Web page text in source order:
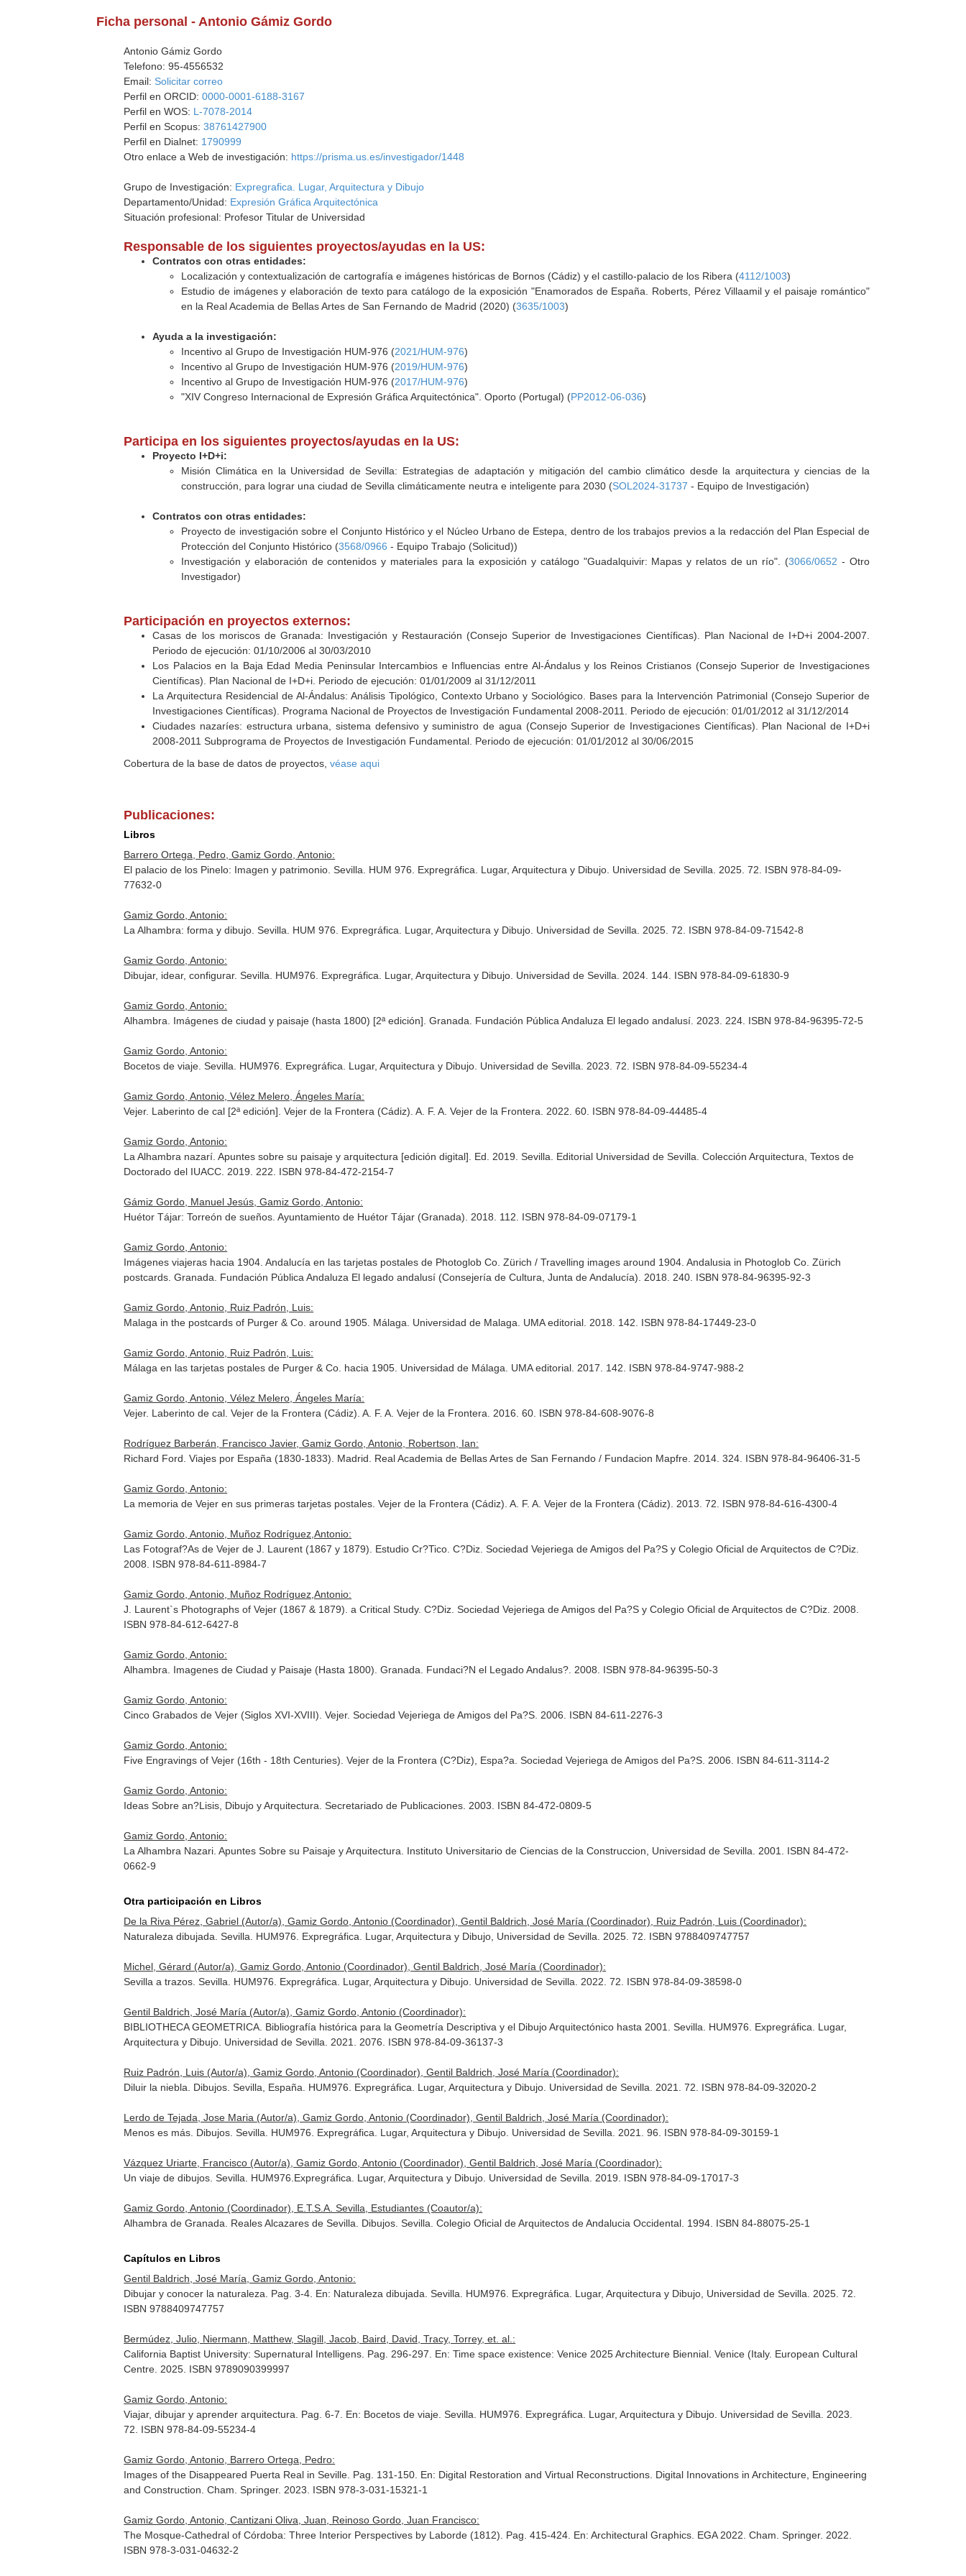
Ficha personal - Antonio Gámiz Gordo
Antonio Gámiz Gordo
Telefono: 95-4556532
Email: Solicitar correo
Perfil en ORCID:0000-0001-6188-3167
Perfil en WOS: L-7078-2014
Perfil en Scopus:38761427900
Perfil en Dialnet: 1790999
Otro enlace a Web de investigación: https://prisma.us.es/investigador/1448
Grupo de Investigación: Expregrafica. Lugar, Arquitectura y Dibujo
Departamento/Unidad: Expresión Gráfica Arquitectónica
Situación profesional: Profesor Titular de Universidad
Responsable de los siguientes proyectos/ayudas en la US:
Contratos con otras entidades:
Localización y contextualización de cartografía e imágenes históricas de Bornos (Cádiz) y el castillo-palacio de los Ribera (4112/1003)
Estudio de imágenes y elaboración de texto para catálogo de la exposición "Enamorados de España. Roberts, Pérez Villaamil y el paisaje romántico"
en la Real Academia de Bellas Artes de San Fernando de Madrid (2020) (3635/1003)
Ayuda a la investigación:
Incentivo al Grupo de Investigación HUM-976 (2021/HUM-976)
Incentivo al Grupo de Investigación HUM-976 (2019/HUM-976)
Incentivo al Grupo de Investigación HUM-976 (2017/HUM-976)
"XIV Congreso Internacional de Expresión Gráfica Arquitectónica". Oporto (Portugal) (PP2012-06-036)
Participa en los siguientes proyectos/ayudas en la US:
Proyecto I+D+i:
Misión Climática en la Universidad de Sevilla: Estrategias de adaptación y mitigación del cambio climático desde la arquitectura y ciencias de la
construcción, para lograr una ciudad de Sevilla climáticamente neutra e inteligente para 2030 (SOL2024-31737 - Equipo de Investigación)
Contratos con otras entidades:
Proyecto de investigación sobre el Conjunto Histórico y el Núcleo Urbano de Estepa, dentro de los trabajos previos a la redacción del Plan Especial de
Protección del Conjunto Histórico (3568/0966 - Equipo Trabajo (Solicitud))
Investigación y elaboración de contenidos y materiales para la exposición y catálogo "Guadalquivir: Mapas y relatos de un río". (3066/0652 - Otro
Investigador)
Participación en proyectos externos:
Casas de los moriscos de Granada: Investigación y Restauración (Consejo Superior de Investigaciones Científicas). Plan Nacional de I+D+i 2004-2007.
Periodo de ejecución: 01/10/2006 al 30/03/2010
Los Palacios en la Baja Edad Media Peninsular Intercambios e Influencias entre Al-Ándalus y los Reinos Cristianos (Consejo Superior de Investigaciones
Científicas). Plan Nacional de I+D+i. Periodo de ejecución: 01/01/2009 al 31/12/2011
La Arquitectura Residencial de Al-Ándalus: Análisis Tipológico, Contexto Urbano y Sociológico. Bases para la Intervención Patrimonial (Consejo Superior de
Investigaciones Científicas). Programa Nacional de Proyectos de Investigación Fundamental 2008-2011. Periodo de ejecución: 01/01/2012 al 31/12/2014
Ciudades nazaríes: estructura urbana, sistema defensivo y suministro de agua (Consejo Superior de Investigaciones Científicas). Plan Nacional de I+D+i
2008-2011 Subprograma de Proyectos de Investigación Fundamental. Periodo de ejecución: 01/01/2012 al 30/06/2015
Cobertura de la base de datos de proyectos,véase aqui
Publicaciones:
Libros
Barrero Ortega, Pedro, Gamiz Gordo, Antonio:
El palacio de los Pinelo: Imagen y patrimonio. Sevilla. HUM 976. Expregráfica. Lugar, Arquitectura y Dibujo. Universidad de Sevilla. 2025. 72. ISBN 978-84-09-
77632-0
Gamiz Gordo, Antonio:
La Alhambra: forma y dibujo. Sevilla. HUM 976. Expregráfica. Lugar, Arquitectura y Dibujo. Universidad de Sevilla. 2025. 72. ISBN 978-84-09-71542-8
Gamiz Gordo, Antonio:
Dibujar, idear, configurar. Sevilla. HUM976. Expregráfica. Lugar, Arquitectura y Dibujo. Universidad de Sevilla. 2024. 144. ISBN 978-84-09-61830-9
Gamiz Gordo, Antonio:
Alhambra. Imágenes de ciudad y paisaje (hasta 1800) [2ª edición]. Granada. Fundación Pública Andaluza El legado andalusí. 2023. 224. ISBN 978-84-96395-72-5
Gamiz Gordo, Antonio:
Bocetos de viaje. Sevilla. HUM976. Expregráfica. Lugar, Arquitectura y Dibujo. Universidad de Sevilla. 2023. 72. ISBN 978-84-09-55234-4
Gamiz Gordo, Antonio, Vélez Melero, Ángeles María:
Vejer. Laberinto de cal [2ª edición]. Vejer de la Frontera (Cádiz). A. F. A. Vejer de la Frontera. 2022. 60. ISBN 978-84-09-44485-4
Gamiz Gordo, Antonio:
La Alhambra nazarí. Apuntes sobre su paisaje y arquitectura [edición digital]. Ed. 2019. Sevilla. Editorial Universidad de Sevilla. Colección Arquitectura, Textos de
Doctorado del IUACC. 2019. 222. ISBN 978-84-472-2154-7
Gámiz Gordo, Manuel Jesús, Gamiz Gordo, Antonio:
Huétor Tájar: Torreón de sueños. Ayuntamiento de Huétor Tájar (Granada). 2018. 112. ISBN 978-84-09-07179-1
Gamiz Gordo, Antonio:
Imágenes viajeras hacia 1904. Andalucía en las tarjetas postales de Photoglob Co. Zürich / Travelling images around 1904. Andalusia in Photoglob Co. Zürich
postcards. Granada. Fundación Pública Andaluza El legado andalusí (Consejería de Cultura, Junta de Andalucía). 2018. 240. ISBN 978-84-96395-92-3
Gamiz Gordo, Antonio, Ruiz Padrón, Luis:
Malaga in the postcards of Purger & Co. around 1905. Málaga. Universidad de Malaga. UMA editorial. 2018. 142. ISBN 978-84-17449-23-0
Gamiz Gordo, Antonio, Ruiz Padrón, Luis:
Málaga en las tarjetas postales de Purger & Co. hacia 1905. Universidad de Málaga. UMA editorial. 2017. 142. ISBN 978-84-9747-988-2
Gamiz Gordo, Antonio, Vélez Melero, Ángeles María:
Vejer. Laberinto de cal. Vejer de la Frontera (Cádiz). A. F. A. Vejer de la Frontera. 2016. 60. ISBN 978-84-608-9076-8
Rodríguez Barberán, Francisco Javier, Gamiz Gordo, Antonio, Robertson, Ian:
Richard Ford. Viajes por España (1830-1833). Madrid. Real Academia de Bellas Artes de San Fernando / Fundacion Mapfre. 2014. 324. ISBN 978-84-96406-31-5
Gamiz Gordo, Antonio:
La memoria de Vejer en sus primeras tarjetas postales. Vejer de la Frontera (Cádiz). A. F. A. Vejer de la Frontera (Cádiz). 2013. 72. ISBN 978-84-616-4300-4
Gamiz Gordo, Antonio, Muñoz Rodríguez,Antonio:
Las Fotograf?As de Vejer de J. Laurent (1867 y 1879). Estudio Cr?Tico. C?Diz. Sociedad Vejeriega de Amigos del Pa?S y Colegio Oficial de Arquitectos de C?Diz.
2008. ISBN 978-84-611-8984-7
Gamiz Gordo, Antonio, Muñoz Rodríguez,Antonio:
J. Laurent`s Photographs of Vejer (1867 & 1879). a Critical Study. C?Diz. Sociedad Vejeriega de Amigos del Pa?S y Colegio Oficial de Arquitectos de C?Diz. 2008.
ISBN 978-84-612-6427-8
Gamiz Gordo, Antonio:
Alhambra. Imagenes de Ciudad y Paisaje (Hasta 1800). Granada. Fundaci?N el Legado Andalus?. 2008. ISBN 978-84-96395-50-3
Gamiz Gordo, Antonio:
Cinco Grabados de Vejer (Siglos XVI-XVIII). Vejer. Sociedad Vejeriega de Amigos del Pa?S. 2006. ISBN 84-611-2276-3
Gamiz Gordo, Antonio:
Five Engravings of Vejer (16th - 18th Centuries). Vejer de la Frontera (C?Diz), Espa?a. Sociedad Vejeriega de Amigos del Pa?S. 2006. ISBN 84-611-3114-2
Gamiz Gordo, Antonio:
Ideas Sobre an?Lisis, Dibujo y Arquitectura. Secretariado de Publicaciones. 2003. ISBN 84-472-0809-5
Gamiz Gordo, Antonio:
La Alhambra Nazari. Apuntes Sobre su Paisaje y Arquitectura. Instituto Universitario de Ciencias de la Construccion, Universidad de Sevilla. 2001. ISBN 84-472-
0662-9
Otra participación en Libros
De la Riva Pérez, Gabriel (Autor/a), Gamiz Gordo, Antonio (Coordinador), Gentil Baldrich, José María (Coordinador), Ruiz Padrón, Luis (Coordinador):
Naturaleza dibujada. Sevilla. HUM976. Expregráfica. Lugar, Arquitectura y Dibujo, Universidad de Sevilla. 2025. 72. ISBN 9788409747757
Michel, Gérard (Autor/a), Gamiz Gordo, Antonio (Coordinador), Gentil Baldrich, José María (Coordinador):
Sevilla a trazos. Sevilla. HUM976. Expregráfica. Lugar, Arquitectura y Dibujo. Universidad de Sevilla. 2022. 72. ISBN 978-84-09-38598-0
Gentil Baldrich, José María (Autor/a), Gamiz Gordo, Antonio (Coordinador):
BIBLIOTHECA GEOMETRICA. Bibliografía histórica para la Geometría Descriptiva y el Dibujo Arquitectónico hasta 2001. Sevilla. HUM976. Expregráfica. Lugar,
Arquitectura y Dibujo. Universidad de Sevilla. 2021. 2076. ISBN 978-84-09-36137-3
Ruiz Padrón, Luis (Autor/a), Gamiz Gordo, Antonio (Coordinador), Gentil Baldrich, José María (Coordinador):
Diluir la niebla. Dibujos. Sevilla, España. HUM976. Expregráfica. Lugar, Arquitectura y Dibujo. Universidad de Sevilla. 2021. 72. ISBN 978-84-09-32020-2
Lerdo de Tejada, Jose Maria (Autor/a), Gamiz Gordo, Antonio (Coordinador), Gentil Baldrich, José María (Coordinador):
Menos es más. Dibujos. Sevilla. HUM976. Expregráfica. Lugar, Arquitectura y Dibujo. Universidad de Sevilla. 2021. 96. ISBN 978-84-09-30159-1
Vázquez Uriarte, Francisco (Autor/a), Gamiz Gordo, Antonio (Coordinador), Gentil Baldrich, José María (Coordinador):
Un viaje de dibujos. Sevilla. HUM976.Expregráfica. Lugar, Arquitectura y Dibujo. Universidad de Sevilla. 2019. ISBN 978-84-09-17017-3
Gamiz Gordo, Antonio (Coordinador), E.T.S.A. Sevilla, Estudiantes (Coautor/a):
Alhambra de Granada. Reales Alcazares de Sevilla. Dibujos. Sevilla. Colegio Oficial de Arquitectos de Andalucia Occidental. 1994. ISBN 84-88075-25-1
Capítulos en Libros
Gentil Baldrich, José María, Gamiz Gordo, Antonio:
Dibujar y conocer la naturaleza. Pag. 3-4. En: Naturaleza dibujada . Sevilla. HUM976. Expregráfica. Lugar, Arquitectura y Dibujo, Universidad de Sevilla. 2025. 72.
ISBN 9788409747757
Bermúdez, Julio, Niermann, Matthew, Slagill, Jacob, Baird, David, Tracy, Torrey, et. al.:
California Baptist University: Supernatural Intelligens. Pag. 296-297. En: Time space existence: Venice 2025 Architecture Biennial . Venice (Italy. European Cultural
Centre. 2025. ISBN 9789090399997
Gamiz Gordo, Antonio:
Viajar, dibujar y aprender arquitectura. Pag. 6-7. En: Bocetos de viaje . Sevilla. HUM976. Expregráfica. Lugar, Arquitectura y Dibujo. Universidad de Sevilla. 2023.
72. ISBN 978-84-09-55234-4
Gamiz Gordo, Antonio, Barrero Ortega, Pedro:
Images of the Disappeared Puerta Real in Seville. Pag. 131-150. En: Digital Restoration and Virtual Reconstructions. Digital Innovations in Architecture, Engineering
and Construction . Cham. Springer. 2023. ISBN 978-3-031-15321-1
Gamiz Gordo, Antonio, Cantizani Oliva, Juan, Reinoso Gordo, Juan Francisco:
The Mosque-Cathedral of Córdoba: Three Interior Perspectives by Laborde (1812). Pag. 415-424. En: Architectural Graphics. EGA 2022 . Cham. Springer. 2022.
ISBN 978-3-031-04632-2